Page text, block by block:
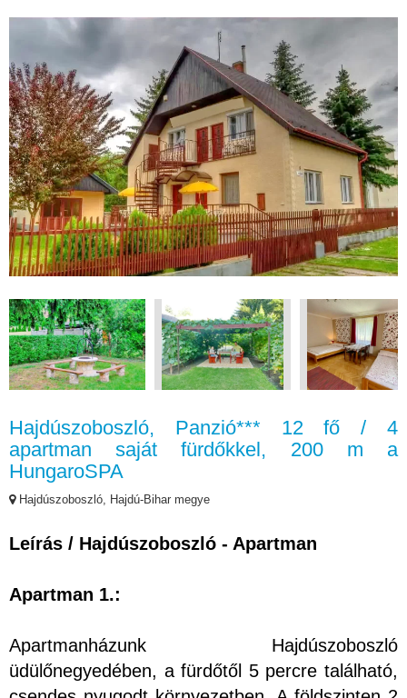
Hajdúszoboszló, Panzió*** 12 fő / 4
apartman saját fürdőkkel, 200 m a
HungaroSPA
Hajdúszoboszló, Hajdú-Bihar megye
Leírás / Hajdúszoboszló - Apartman
Apartman 1.:
Apartmanházunk Hajdúszoboszló
üdülőnegyedében, a fürdőtől 5 percre található,